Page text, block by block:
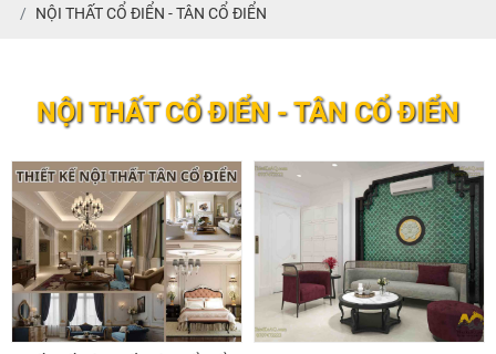
NỘI THẤT CỔ ĐIỂN - TÂN CỔ ĐIỂN
NỘI THẤT CỔ ĐIỂN - TÂN CỔ ĐIỂN